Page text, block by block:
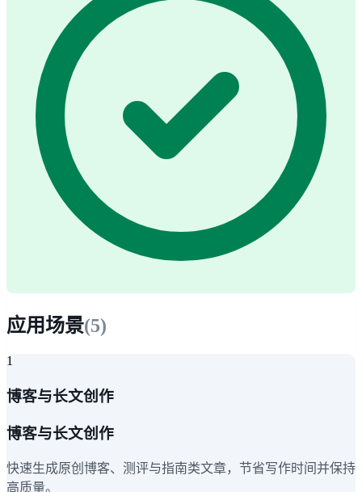
应用场景(5)
1
博客与长文创作
博客与长文创作
快速生成原创博客、测评与指南类文章，节省写作时间并保持
高质量。